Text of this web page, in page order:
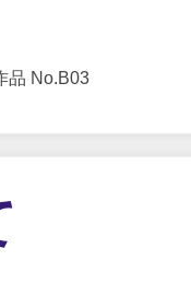
品 No.B03